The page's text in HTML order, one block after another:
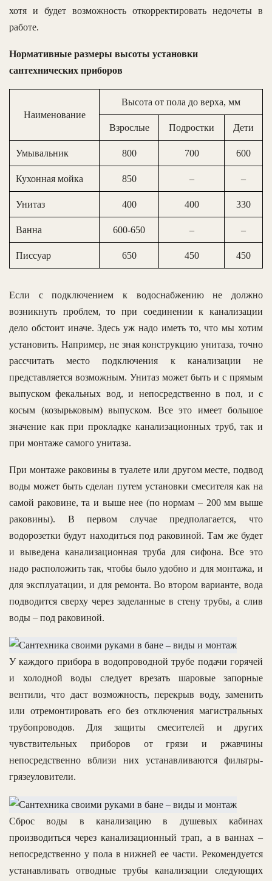
хотя и будет возможность откорректировать недочеты в
работе.
Нормативные размеры высоты установки
сантехнических приборов
Наименование
Высота от пола до верха, мм
Взрослые Подростки Дети
Умывальник 800 700 600
Кухонная мойка 850 – –
Унитаз 400 400 330
Ванна 600-650 – –
Писсуар 650 450 450
Если с подключением к водоснабжению не должно
возникнуть проблем, то при соединении к канализации
дело обстоит иначе. Здесь уж надо иметь то, что мы хотим
установить. Например, не зная конструкцию унитаза, точно
рассчитать место подключения к канализации не
представляется возможным. Унитаз может быть и с прямым
выпуском фекальных вод, и непосредственно в пол, и с
косым (козырьковым) выпуском. Все это имеет большое
значение как при прокладке канализационных труб, так и
при монтаже самого унитаза.
При монтаже раковины в туалете или другом месте, подвод
воды может быть сделан путем установки смесителя как на
самой раковине, та и выше нее (по нормам – 200 мм выше
раковины). В первом случае предполагается, что
водорозетки будут находиться под раковиной. Там же будет
и выведена канализационная труба для сифона. Все это
надо расположить так, чтобы было удобно и для монтажа, и
для эксплуатации, и для ремонта. Во втором варианте, вода
подводится сверху через заделанные в стену трубы, а слив
воды – под раковиной.
У каждого прибора в водопроводной трубе подачи горячей
и холодной воды следует врезать шаровые запорные
вентили, что даст возможность, перекрыв воду, заменить
или отремонтировать его без отключения магистральных
трубопроводов. Для защиты смесителей и других
чувствительных приборов от грязи и ржавчины
непосредственно вблизи них устанавливаются фильтры-
грязеуловители.
Сброс воды в канализацию в душевых кабинах
производиться через канализационный трап, а в ваннах –
непосредственно у пола в нижней ее части. Рекомендуется
устанавливать отводные трубы канализации следующих